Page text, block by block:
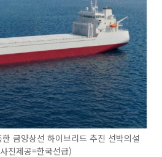
금양상선 하이브리드 추진 선박의설
진제공=한국선급)